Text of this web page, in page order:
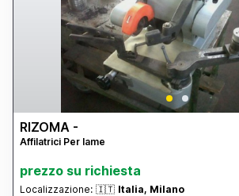
RIZOMA -
Affilatrici Per lame
prezzo su richiesta
Localizzazione: 🇮🇹 Italia, Milano